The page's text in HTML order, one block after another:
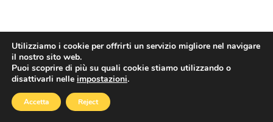
Utilizziamo i cookie per offrirti un servizio migliore nel navigare
il nostro sito web.
Puoi scoprire di più su quali cookie stiamo utilizzando o
disattivarli nelle impostazioni.
Accetta Reject